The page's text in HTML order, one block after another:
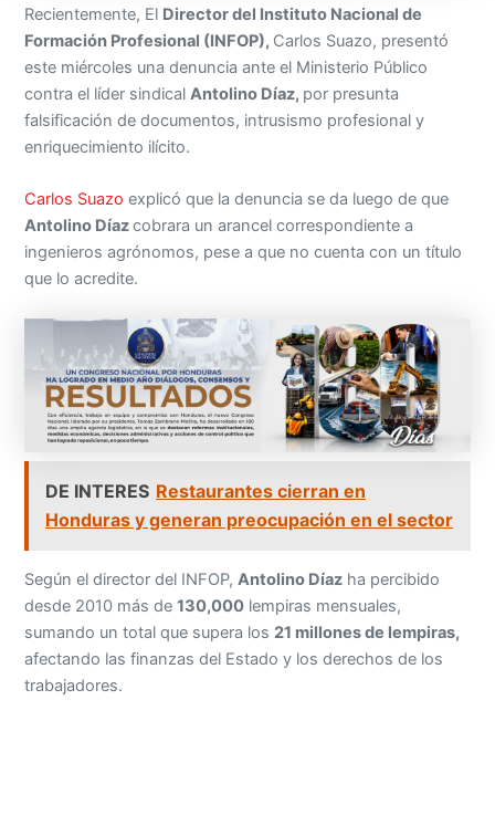
Recientemente, El Director del Instituto Nacional de
Formación Profesional (INFOP), Carlos Suazo, presentó
este miércoles una denuncia ante el Ministerio Público
contra el líder sindicalAntolino Díaz, por presunta
falsificación de documentos, intrusismo profesional y
enriquecimiento ilícito.
Carlos Suazo explicó que la denuncia se da luego de que
Antolino Díazcobrara un arancel correspondiente a
ingenieros agrónomos, pese a que no cuenta con un título
que lo acredite.
DE INTERES Restaurantes cierran en
Honduras y generan preocupación en el sector
Según el director del INFOP,Antolino Díaz ha percibido
desde 2010 más de130,000 lempiras mensuales,
sumando un total que supera los 21 millones de lempiras,
afectando las finanzas del Estado y los derechos de los
trabajadores.